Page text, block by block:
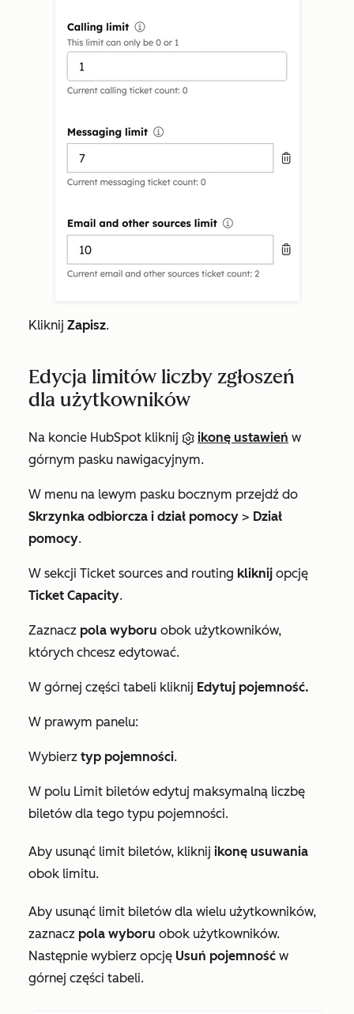
Kliknij Zapisz.
Edycja limitów liczby zgłoszeń
dla użytkowników
Na koncie HubSpot kliknij ikonę ustawień w
górnym pasku nawigacyjnym.
W menu na lewym pasku bocznym przejdź do
Skrzynka odbiorcza i dział pomocy > Dział
pomocy.
W sekcji Ticket sources and routing kliknij opcję
Ticket Capacity.
Zaznacz pola wyboru obok użytkowników,
których chcesz edytować.
W górnej części tabeli kliknij Edytuj pojemność.
W prawym panelu:
Wybierz typ pojemności.
W polu Limit biletów edytuj maksymalną liczbę
biletów dla tego typu pojemności.
Aby usunąć limit biletów, kliknij ikonę usuwania
obok limitu.
Aby usunąć limit biletów dla wielu użytkowników,
zaznacz pola wyboru obok użytkowników.
Następnie wybierz opcję Usuń pojemność w
górnej części tabeli.